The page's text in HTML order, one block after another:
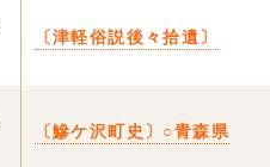
〔津軽俗説後々拾遺〕
〔鰺ケ沢町史〕○青森県